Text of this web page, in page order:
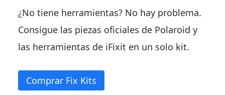
¿No tiene herramientas? No hay problema.
Consigue las piezas oficiales de Polaroid y
las herramientas de iFixit en un solo kit.
Comprar Fix Kits